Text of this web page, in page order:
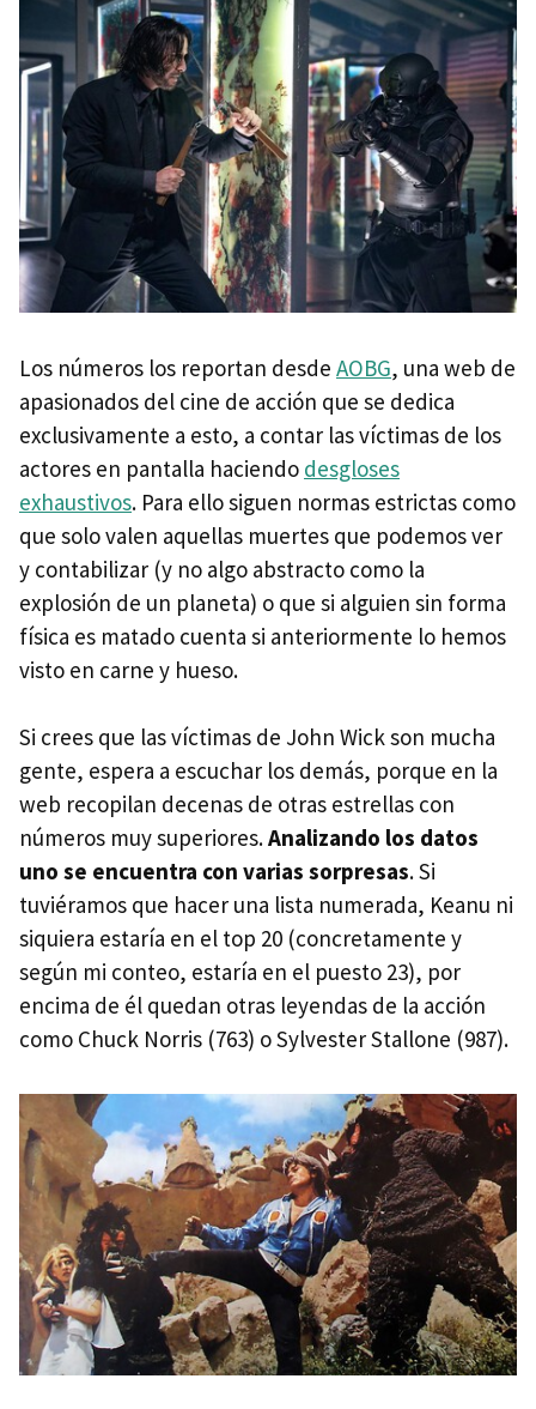
Los números los reportan desde AOBG, una web de
apasionados del cine de acción que se dedica
exclusivamente a esto, a contar las víctimas de los
actores en pantalla haciendo desgloses
exhaustivos. Para ello siguen normas estrictas como
que solo valen aquellas muertes que podemos ver
y contabilizar (y no algo abstracto como la
explosión de un planeta) o que si alguien sin forma
física es matado cuenta si anteriormente lo hemos
visto en carne y hueso.
Si crees que las víctimas de John Wick son mucha
gente, espera a escuchar los demás, porque en la
web recopilan decenas de otras estrellas con
números muy superiores.Analizando los datos
uno se encuentra con varias sorpresas. Si
tuviéramos que hacer una lista numerada, Keanu ni
siquiera estaría en el top 20 (concretamente y
según mi conteo, estaría en el puesto 23), por
encima de él quedan otras leyendas de la acción
como Chuck Norris (763) o Sylvester Stallone (987).